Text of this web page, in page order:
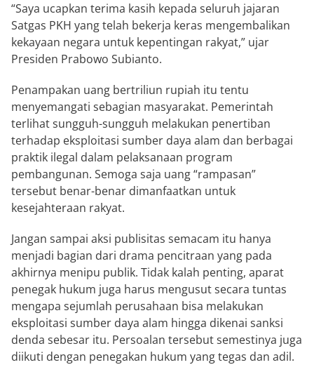
“Saya ucapkan terima kasih kepada seluruh jajaran
Satgas PKH yang telah bekerja keras mengembalikan
kekayaan negara untuk kepentingan rakyat,” ujar
Presiden Prabowo Subianto.
Penampakan uang bertriliun rupiah itu tentu
menyemangati sebagian masyarakat. Pemerintah
terlihat sungguh-sungguh melakukan penertiban
terhadap eksploitasi sumber daya alam dan berbagai
praktik ilegal dalam pelaksanaan program
pembangunan. Semoga saja uang “rampasan”
tersebut benar-benar dimanfaatkan untuk
kesejahteraan rakyat.
Jangan sampai aksi publisitas semacam itu hanya
menjadi bagian dari drama pencitraan yang pada
akhirnya menipu publik. Tidak kalah penting, aparat
penegak hukum juga harus mengusut secara tuntas
mengapa sejumlah perusahaan bisa melakukan
eksploitasi sumber daya alam hingga dikenai sanksi
denda sebesar itu. Persoalan tersebut semestinya juga
diikuti dengan penegakan hukum yang tegas dan adil.